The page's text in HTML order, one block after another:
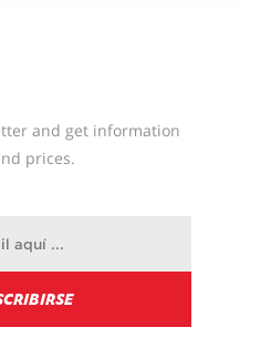
and get information
prices.